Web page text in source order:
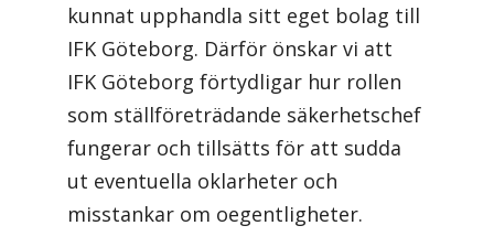
kunnat upphandla sitt eget bolag till
IFK Göteborg. Därför önskar vi att
IFK Göteborg förtydligar hur rollen
som ställföreträdande säkerhetschef
fungerar och tillsätts för att sudda
ut eventuella oklarheter och
misstankar om oegentligheter.